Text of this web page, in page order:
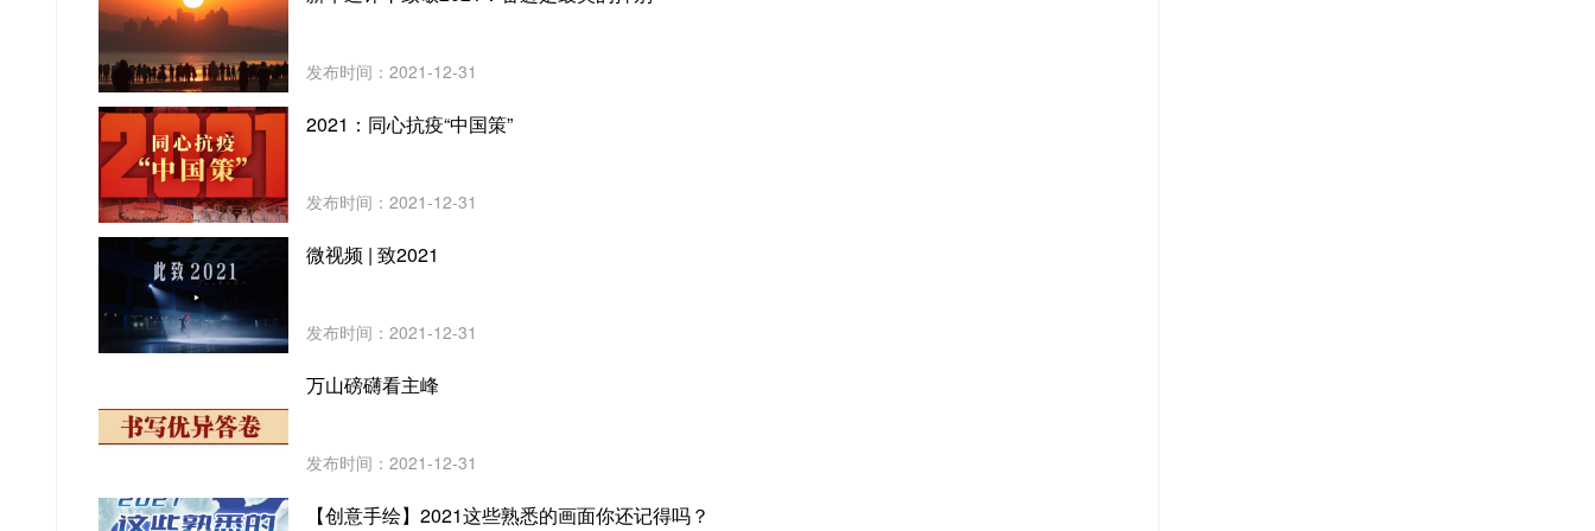
发布时间：2021-12-31
2021：同心抗疫“中国策”
发布时间：2021-12-31
微视频 | 致2021
发布时间：2021-12-31
万山磅礴看主峰
发布时间：2021-12-31
【创意手绘】2021这些熟悉的画面你还记得吗？